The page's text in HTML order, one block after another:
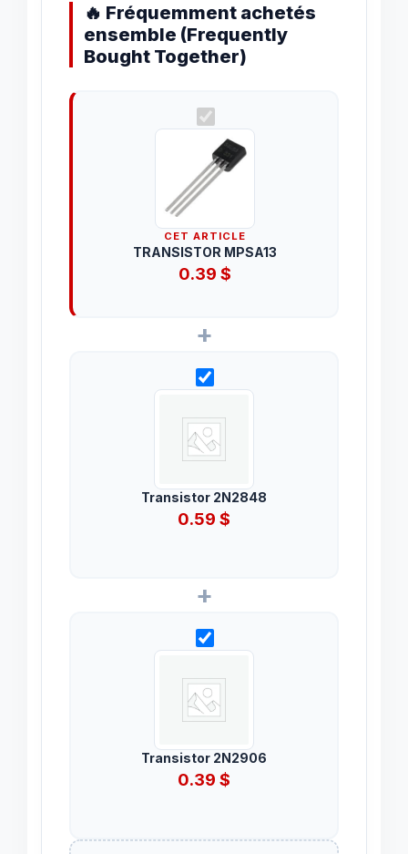
🔥 Fréquemment achetés
ensemble (Frequently
Bought Together)
CET ARTICLE
TRANSISTOR MPSA13
0.39$
+
Transistor 2N2848
0.59 $
+
Transistor 2N2906
0.39 $